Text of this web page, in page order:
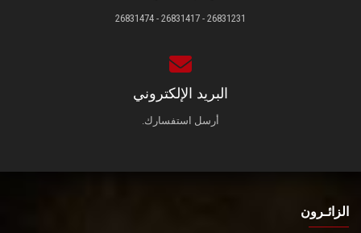
26831231 - 26831417 - 26831474
البريد الإلكتروني
أرسل استفسارك.
الزائـرون